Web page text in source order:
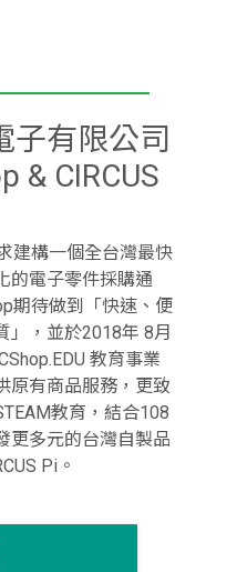
子有限公司
& CIRCUS
建構一個全台灣最快
的電子零件採購通
期待做到「快速、便
」，並於2018年 8月
教育事業
原有商品服務，更致
教育，結合108
更多元的台灣自製品
Pi。